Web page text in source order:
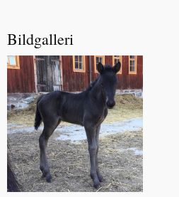
Bildgalleri